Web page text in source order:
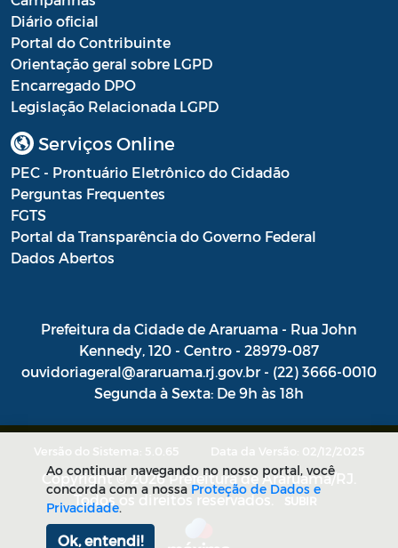
Diário oficial
Portal do Contribuinte
Orientação geral sobre LGPD
Encarregado DPO
Legislação Relacionada LGPD
Serviços Online
PEC - Prontuário Eletrônico do Cidadão
Perguntas Frequentes
FGTS
Portal da Transparência do Governo Federal
Dados Abertos
Prefeitura da Cidade de Araruama - Rua John
Kennedy, 120 - Centro - 28979-087
ouvidoriageral@araruama.rj.gov.br - (22) 3666-0010
Segunda à Sexta: De 9h às 18h
Versão do Sistema: 5.0.65 Data da Versão: 02/12/2025
Copyright © 2026 Prefeitura de Araruama/RJ.
Todos os direitos reservados.
SUBIR
Ao continuar navegando no nosso portal, você
concorda com a nossaProteção de Dados e
Privacidade.
Ok, entendi!